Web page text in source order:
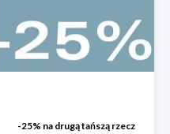
-25% na drugą tańszą rzecz